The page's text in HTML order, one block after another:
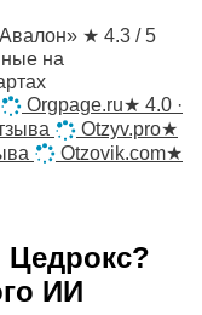
★ 4.3 / 5
на
Orgpage.ru★ 4.0 ·
Otzyv.pro★
Otzovik.com★
Цедрокс?
ИИ